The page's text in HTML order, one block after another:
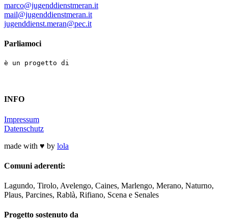
marco@jugenddienstmeran.it
mail@jugenddienstmeran.it
jugenddienst.meran@pec.it
Parliamoci
è un progetto di
INFO
Impressum
Datenschutz
made with ♥ by lola
Comuni aderenti:
Lagundo, Tirolo, Avelengo, Caines, Marlengo, Merano, Naturno,
Plaus, Parcines, Rablà, Rifiano, Scena e Senales
Progetto sostenuto da